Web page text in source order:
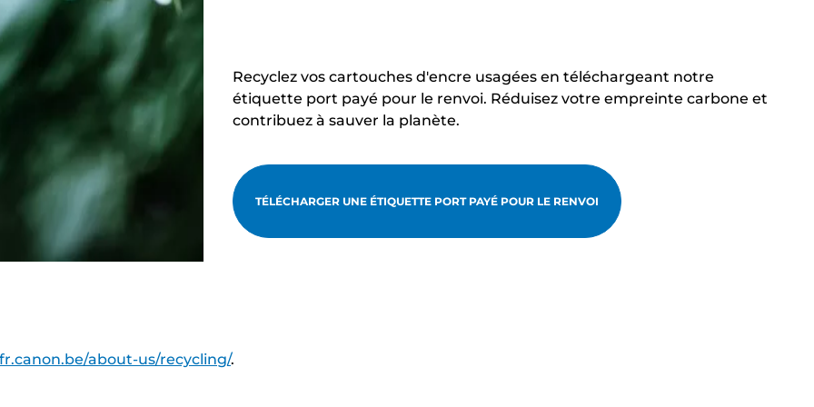
Recyclez vos cartouches d'encre usagées en téléchargeant notre
étiquette port payé pour le renvoi. Réduisez votre empreinte carbone et
contribuez à sauver la planète.
TÉLÉCHARGER UNE ÉTIQUETTE PORT PAYÉ POUR LE RENVOI
about-us/recycling/.